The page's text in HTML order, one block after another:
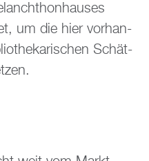
um die hier vor­han­
Schät­